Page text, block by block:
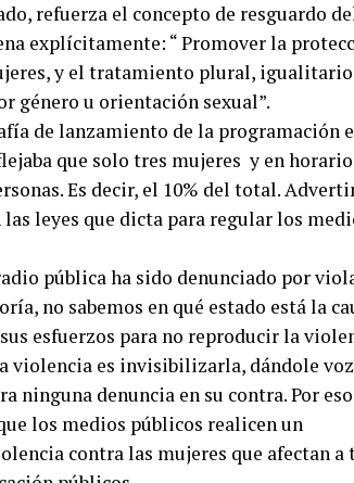
refuerza el concepto de resguardo
explícitamente: “ Promover la
y el tratamiento plural,
género u orientación sexual”.
de lanzamiento de la programación
que solo tres mujeres y en
Es decir, el 10% del total.
leyes que dicta para regular los
pública ha sido denunciado por
no sabemos en qué estado está la
esfuerzos para no reproducir la
violencia es invisibilizarla, dándole
ninguna denuncia en su contra. Por eso
los medios públicos realicen un
contra las mujeres que afectan a